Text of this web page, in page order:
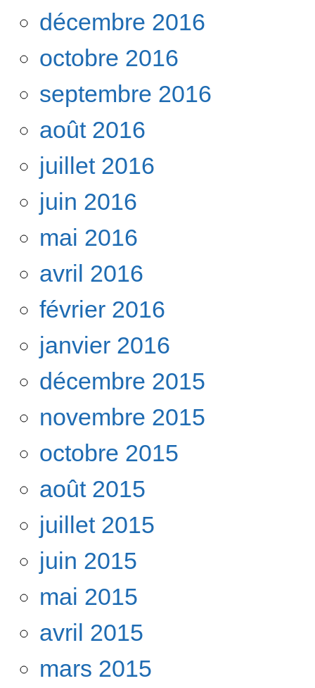
décembre 2016
octobre 2016
septembre 2016
août 2016
juillet 2016
juin 2016
mai 2016
avril 2016
février 2016
janvier 2016
décembre 2015
novembre 2015
octobre 2015
août 2015
juillet 2015
juin 2015
mai 2015
avril 2015
mars 2015